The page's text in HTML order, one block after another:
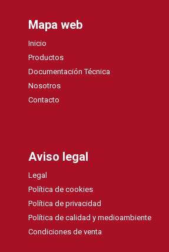
Mapa web
Inicio
Productos
Documentación Técnica
Nosotros
Contacto
Aviso legal
Legal
Política de cookies
Política de privacidad
Política de calidad y medioambiente
Condiciones de venta